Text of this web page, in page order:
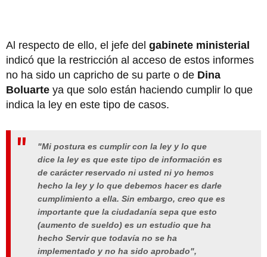
Al respecto de ello, el jefe del gabinete ministerial
indicó que la restricción al acceso de estos informes
no ha sido un capricho de su parte o de Dina
Boluarte ya que solo están haciendo cumplir lo que
indica la ley en este tipo de casos.
"Mi postura es cumplir con la ley y lo que
dice la ley es que este tipo de información es
de carácter reservado ni usted ni yo hemos
hecho la ley y lo que debemos hacer es darle
cumplimiento a ella. Sin embargo, creo que es
importante que la ciudadanía sepa que esto
(aumento de sueldo) es un estudio que ha
hecho Servir que todavía no se ha
implementado y no ha sido aprobado",